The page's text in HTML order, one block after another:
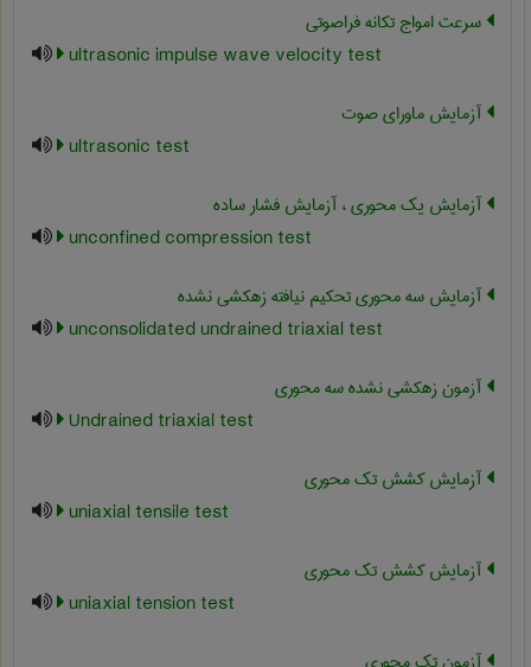
سرعت امواج تکانه فراصوتی
ultrasonic impulse wave velocity test
آزمایش ماورای صوت
ultrasonic test
آزمایش یک محوری ، آزمایش فشار ساده
unconfined compression test
آزمایش سه محوری تحکیم نیافته زهکشی ‏نشده
unconsolidated undrained triaxial test
آزمون زهکشی نشده سه محوری
Undrained triaxial test
آزمایش کشش تک محوری
uniaxial tensile test
آزمایش کشش تک محوری
uniaxial tension test